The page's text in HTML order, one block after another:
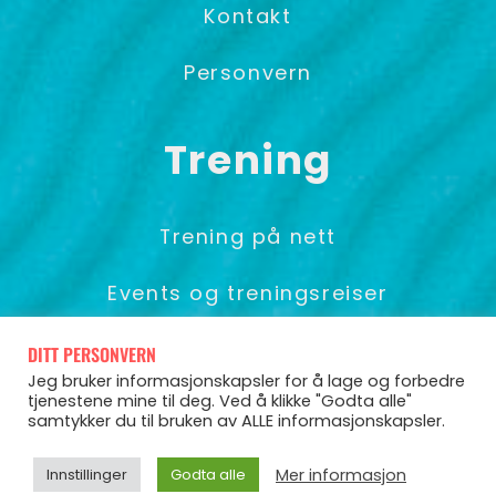
Kontakt
Personvern
Trening
Trening på nett
Events og treningsreiser
Foredrag & Gruppetrening
Powered by CoCoach
DITT PERSONVERN
Jeg bruker informasjonskapsler for å lage og forbedre
tjenestene mine til deg. Ved å klikke "Godta alle"
samtykker du til bruken av ALLE informasjonskapsler.
Innstillinger Godta alle Mer informasjon